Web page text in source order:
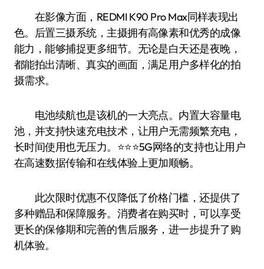
在影像方面，REDMI K90 Pro Max同样表现出
色。后置三摄系统，主摄拥有高像素和优秀的成像
能力，能够捕捉更多细节。无论是白天还是夜晚，
都能拍出清晰、真实的画面，满足用户多样化的拍
摄需求。
电池续航也是该机的一大亮点。内置大容量电
池，并支持快速充电技术，让用户无需频繁充电，
长时间使用也无压力。⭐️⭐️⭐️5G网络的支持也让用户
在高速数据传输和在线体验上更加顺畅。
此次限时优惠不仅降低了价格门槛，还提供了
多种赠品和保障服务。消费者在购买时，可以享受
更长的保修期和完善的售后服务，进一步提升了购
机体验。